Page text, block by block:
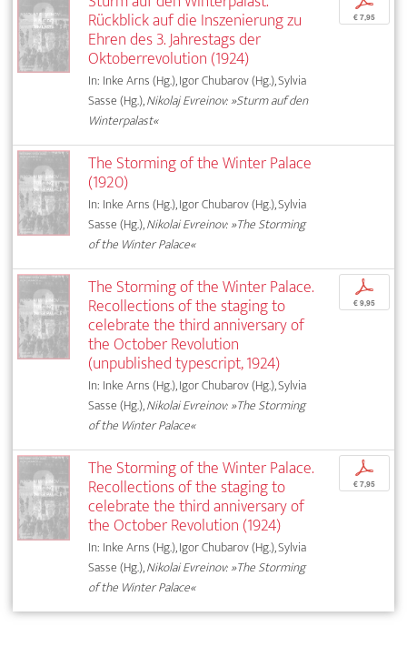
Rückblick auf die Inszenierung zu
Ehren des 3. Jahrestags der
Oktoberrevolution (1924)
In: Inke Arns (Hg.), Igor Chubarov (Hg.), Sylvia
Sasse (Hg.),Nikolaj Evreinov: »Sturm auf den
Winterpalast«
€ 7,95
The Storming of the Winter Palace
(1920)
In: Inke Arns (Hg.), Igor Chubarov (Hg.), Sylvia
Sasse (Hg.),Nikolai Evreinov: »The Storming
of the Winter Palace«
The Storming of the Winter Palace.
Recollections of the staging to
celebrate the third anniversary of
the October Revolution
(unpublished typescript, 1924)
In: Inke Arns (Hg.), Igor Chubarov (Hg.), Sylvia
Sasse (Hg.),Nikolai Evreinov: »The Storming
of the Winter Palace«
p
€ 9,95
The Storming of the Winter Palace.
Recollections of the staging to
celebrate the third anniversary of
the October Revolution (1924)
In: Inke Arns (Hg.), Igor Chubarov (Hg.), Sylvia
Sasse (Hg.),Nikolai Evreinov: »The Storming
of the Winter Palace«
p
€ 7,95